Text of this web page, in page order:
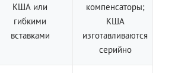
КША или
гибкими
вставками
компенсаторы;
КША
изготавливаются
серийно